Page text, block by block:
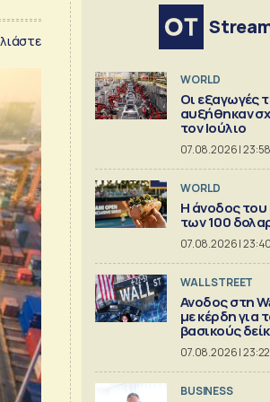
WORLD
Οι εξαγωγές
αυξήθηκαν
τον Ιούλιο
07.08.2026 | 23:58
WORLD
Η άνοδος
των 100
07.08.2026 | 23:40
WALL STREET
Ανοδος στη
με κέρδη για
βασικούς
07.08.2026 | 23:22
BUSINESS